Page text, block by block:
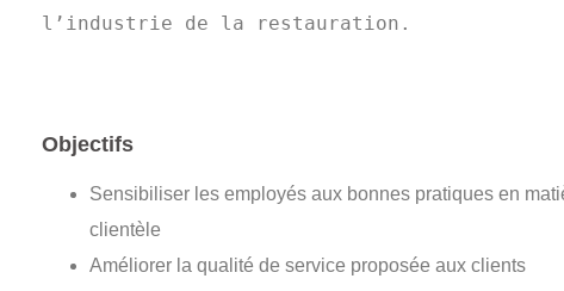
l’industrie de la restauration.
Objectifs
Sensibiliser les employés aux bonnes pratiques en
clientèle
Améliorer la qualité de service proposée aux clients